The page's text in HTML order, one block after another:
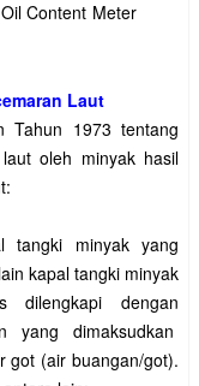
Content Meter
Laut
Tahun 1973 tentang
oleh minyak hasil
tangki minyak yang
kapal tangki minyak
dengan
yang dimaksudkan
got (air buangan/got).